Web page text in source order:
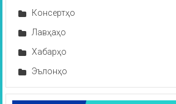
Консертҳо
Лавҳаҳо
Хабарҳо
Эълонҳо